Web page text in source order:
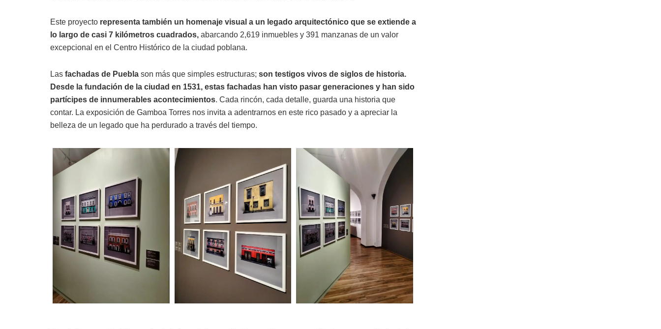
Este proyecto representa también un homenaje visual a un legado arquitectónico que se extiende a
lo largo de casi 7 kilómetros cuadrados, abarcando 2,619 inmuebles y 391 manzanas de un valor
excepcional en el Centro Histórico de la ciudad poblana.
Las fachadas de Puebla son más que simples estructuras; son testigos vivos de siglos de historia.
Desde la fundación de la ciudad en 1531, estas fachadas han visto pasar generaciones y han sido
partícipes de innumerables acontecimientos. Cada rincón, cada detalle, guarda una historia que
contar. La exposición de Gamboa Torres nos invita a adentrarnos en este rico pasado y a apreciar la
belleza de un legado que ha perdurado a través del tiempo.